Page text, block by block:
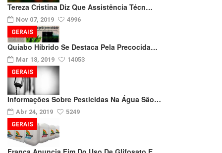
Tereza Cristina Diz Que Assistência Técn…
Nov 07, 2019 4996
Quiabo Híbrido Se Destaca Pela Precocida…
Mar 18, 2019 14053
GERAIS
Informações Sobre Pesticidas Na Água São…
Abr 24, 2019 5249
GERAIS
GERAIS